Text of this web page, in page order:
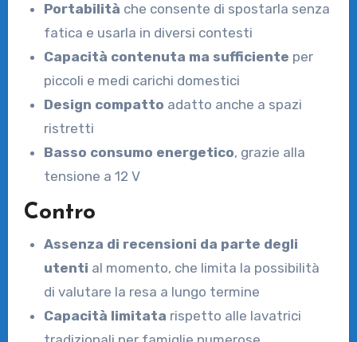
Portabilità che consente di spostarla senza
fatica e usarla in diversi contesti
Capacità contenuta ma sufficiente per
piccoli e medi carichi domestici
Design compatto adatto anche a spazi
ristretti
Basso consumo energetico, grazie alla
tensione a 12 V
Contro
Assenza di recensioni da parte degli
utenti al momento, che limita la possibilità
di valutare la resa a lungo termine
Capacità limitata rispetto alle lavatrici